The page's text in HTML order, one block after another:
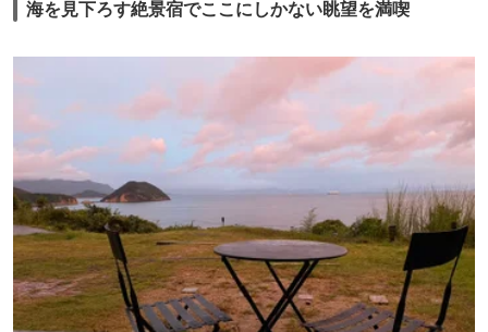
海を見下ろす絶景宿でここにしかない眺望を満喫